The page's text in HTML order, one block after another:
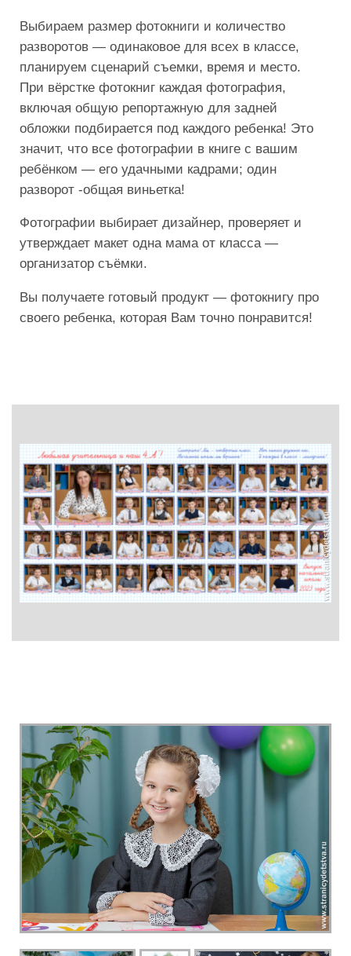
Выбираем размер фотокниги и количество
разворотов — одинаковое для всех в классе,
планируем сценарий съемки, время и место.
При вёрстке фотокниг каждая фотография,
включая общую репортажную для задней
обложки подбирается под каждого ребенка! Это
значит, что все фотографии в книге с вашим
ребёнком — его удачными кадрами; один
разворот -общая виньетка!
Фотографии выбирает дизайнер, проверяет и
утверждает макет одна мама от класса —
организатор съёмки.
Вы получаете готовый продукт — фотокнигу про
своего ребенка, которая Вам точно понравится!